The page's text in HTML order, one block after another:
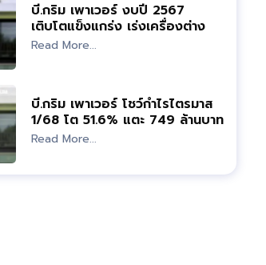
บี.กริม เพาเวอร์ งบปี 2567
เติบโตแข็งแกร่ง เร่งเครื่องต่าง
ประเทศ
Read More...
บี.กริม เพาเวอร์ โชว์กำไรไตรมาส
1/68 โต 51.6% แตะ 749 ล้านบาท
Read More...